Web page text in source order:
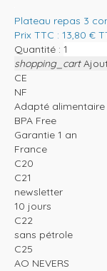
Plateau repas 3
Prix TTC : 13,80 €
Quantité :
shopping_cart
CE
NF
Adapté alimentaire
BPA Free
Garantie 1 an
France
C20
C21
newsletter
10 jours
C22
sans pétrole
C25
AO NEVERS